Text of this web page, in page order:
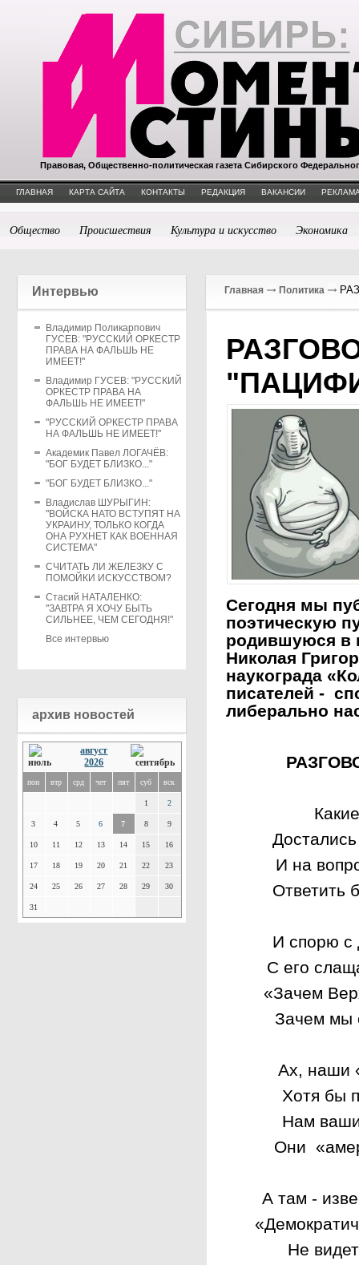
Правовая, Общественно-политическая газета Сибирского
ГЛАВНАЯ КАРТА САЙТА КОНТАКТЫ РЕДАКЦИЯ ВАКАНСИИ
Общество Происшествия Культура и искусство Экономика
Интервью
Владимир Поликарпович
ГУСЕВ: "РУССКИЙ ОРКЕСТР
ПРАВА НА ФАЛЬШЬ НЕ
ИМЕЕТ!"
Владимир ГУСЕВ: "РУССКИЙ
ОРКЕСТР ПРАВА НА
ФАЛЬШЬ НЕ ИМЕЕТ!"
"РУССКИЙ ОРКЕСТР ПРАВА
НА ФАЛЬШЬ НЕ ИМЕЕТ!"
Академик Павел ЛОГАЧЁВ:
"БОГ БУДЕТ БЛИЗКО..."
"БОГ БУДЕТ БЛИЗКО..."
Владислав ШУРЫГИН:
"ВОЙСКА НАТО ВСТУПЯТ НА
УКРАИНУ, ТОЛЬКО КОГДА
ОНА РУХНЕТ КАК ВОЕННАЯ
СИСТЕМА"
СЧИТАТЬ ЛИ ЖЕЛЕЗКУ С
ПОМОЙКИ ИСКУССТВОМ?
Стасий НАТАЛЕНКО:
"ЗАВТРА Я ХОЧУ БЫТЬ
СИЛЬНЕЕ, ЧЕМ СЕГОДНЯ!"
Все интервью
архив новостей
август
2026
пон втр срд чет пят суб вск
1 2
3 4 5 6 7 8 9
10 11 12 13 14 15 16
17 18 19 20 21 22 23
24 25 26 27 28 29 30
31
Главная Политика
Сегодня мы
поэтическую
родившуюся в
Николая
наукограда
писателей -
либерально
И на
Ответить
И спорю с
С его
«Зачем
Зачем мы
Ах, наши
Хотя бы
Нам
Они
А там -
Не